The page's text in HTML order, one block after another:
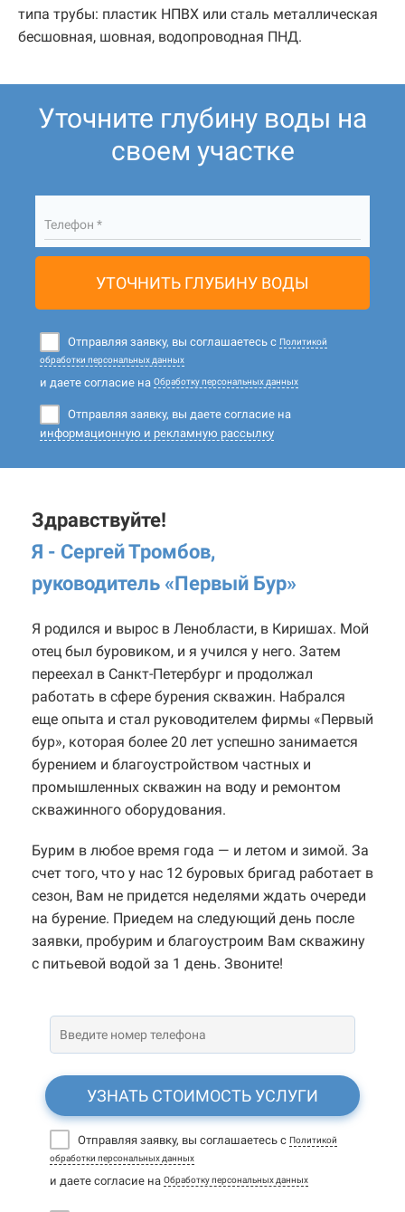
типа трубы: пластик НПВХ или сталь металлическая
бесшовная, шовная, водопроводная ПНД.
Уточните глубину воды на
своем участке
Телефон *
УТОЧНИТЬ ГЛУБИНУ ВОДЫ
Отправляя заявку, вы соглашаетесь с Политикой
обработки персональных данных
и даете согласие на Обработку персональных данных
Отправляя заявку, вы даете согласие на
информационную и рекламную рассылку
Здравствуйте!
Я - Сергей Тромбов,
руководитель «Первый Бур»
Я родился и вырос в Ленобласти, в Киришах. Мой
отец был буровиком, и я учился у него. Затем
переехал в Санкт-Петербург и продолжал
работать в сфере бурения скважин. Набрался
еще опыта и стал руководителем фирмы «Первый
бур», которая более 20 лет успешно занимается
бурением и благоустройством частных и
промышленных скважин на воду и ремонтом
скважинного оборудования.
Бурим в любое время года — и летом и зимой. За
счет того, что у нас 12 буровых бригад работает в
сезон, Вам не придется неделями ждать очереди
на бурение. Приедем на следующий день после
заявки, пробурим и благоустроим Вам скважину
с питьевой водой за 1 день. Звоните!
УЗНАТЬ СТОИМОСТЬ УСЛУГИ
Отправляя заявку, вы соглашаетесь с Политикой
обработки персональных данных
и даете согласие на Обработку персональных данных